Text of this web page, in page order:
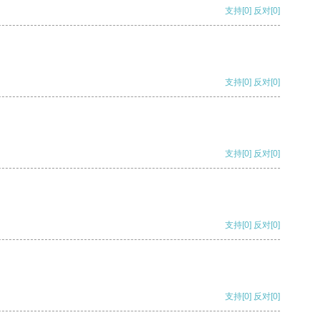
支持[0] 反对[0]
支持[0] 反对[0]
支持[0] 反对[0]
支持[0] 反对[0]
支持[0] 反对[0]